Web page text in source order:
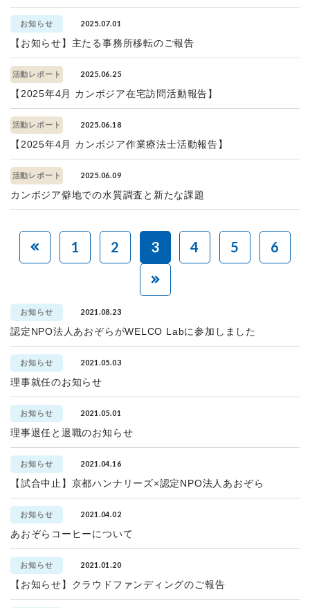
お知らせ 2025.07.01
【お知らせ】主たる事務所移転のご報告
活動レポート 2025.06.25
【2025年4月 カンボジア在宅訪問活動報告】
活動レポート 2025.06.18
【2025年4月 カンボジア作業療法士活動報告】
活動レポート 2025.06.09
カンボジア僻地での水質調査と新たな課題
1 2 3 4 5 6
お知らせ 2021.08.23
認定NPO法人あおぞらがWELCO Labに参加しました
お知らせ 2021.05.03
理事就任のお知らせ
お知らせ 2021.05.01
理事退任と退職のお知らせ
お知らせ 2021.04.16
【試合中止】京都ハンナリーズ×認定NPO法人あおぞら
お知らせ 2021.04.02
あおぞらコーヒーについて
お知らせ 2021.01.20
【お知らせ】クラウドファンディングのご報告